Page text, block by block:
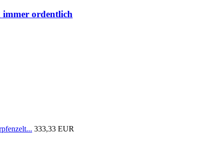
immer ordentlich
333,33 EUR